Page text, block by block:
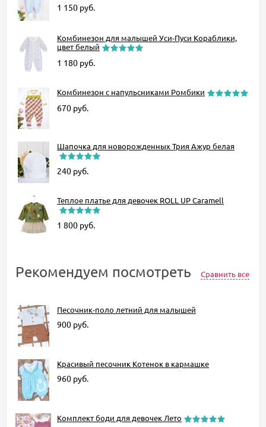
1 150 руб.
Комбинезон для малышей Уси-Пуси Кораблики,
цвет белый
1 180 руб.
Комбинезон с напульсниками Ромбики
670 руб.
Шапочка для новорожденных Трия Ажур белая
240 руб.
Теплое платье для девочек ROLL UP Caramell
1 800 руб.
Рекомендуем посмотреть Сравнить все
Песочник-поло летний для малышей
900 руб.
Красивый песочник Котенок в кармашке
960 руб.
Комплект боди для девочек Лето